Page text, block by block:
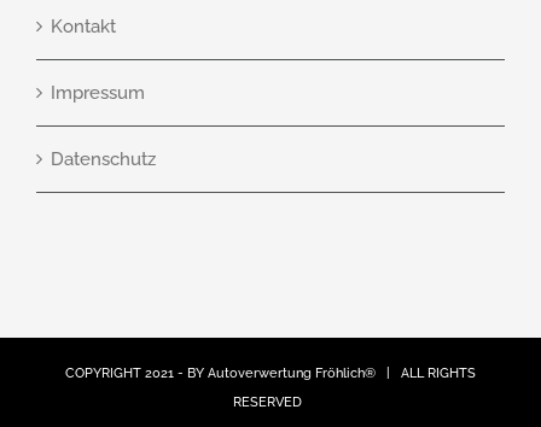
Kontakt
Impressum
Datenschutz
COPYRIGHT 2021 - BY Autoverwertung Fröhlich® | ALL RIGHTS
RESERVED